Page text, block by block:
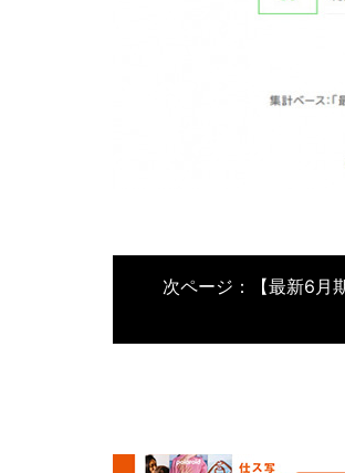
次ページ：
【最新6